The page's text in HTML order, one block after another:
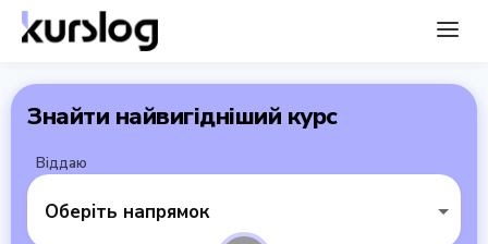
Знайти найвигідніший курс
Віддаю
Оберіть напрямок